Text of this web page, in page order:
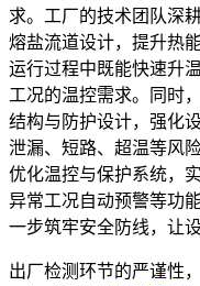
求。工厂的技术团队深
熔盐流道设计，提升热
运行过程中既能快速升
工况的温控需求。同时
结构与防护设计，强化
泄漏、短路、超温等风
优化温控与保护系统，
异常工况自动预警等功
一步筑牢安全防线，让
出厂检测环节的严谨性